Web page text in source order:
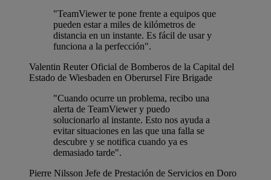
"TeamViewer te pone frente a equipos que
pueden estar a miles de kilómetros de
distancia en un instante. Es fácil de usar y
funciona a la perfección".
Valentin Reuter Oficial de Bomberos de la Capital del
Estado de Wiesbaden en Oberursel Fire Brigade
"Cuando ocurre un problema, recibo una
alerta de TeamViewer y puedo
solucionarlo al instante. Esto nos ayuda a
evitar situaciones en las que una falla se
descubre y se notifica cuando ya es
demasiado tarde".
Pierre Nilsson Jefe de Prestación de Servicios en Doro